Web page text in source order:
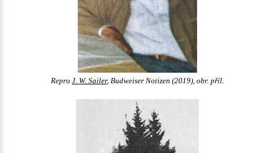
Repro J. W. Sailer, Budweiser Notizen (2019), obr. příl.